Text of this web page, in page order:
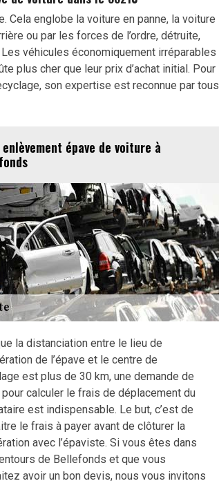
Cela englobe la voiture en panne, la voiture
ou par les forces de l’ordre, détruite,
véhicules économiquement irréparables
plus cher que leur prix d’achat initial. Pour
son expertise est reconnue par tous
enlèvement épave de voiture à
la distanciation entre le lieu de
de l’épave et le centre de
est plus de 30 km, une demande de
calculer le frais de déplacement du
est indispensable. Le but, c’est de
le frais à payer avant de clôturer la
avec l’épaviste. Si vous êtes dans
de Bellefonds et que vous
avoir un bon devis, nous vous invitons